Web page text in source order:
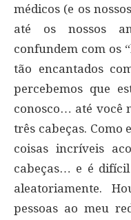
médicos (e os
até os nossos
confundem com os
tão encantados
percebemos que
conosco… até você
três cabeças. Como
coisas incríveis
cabeças… e é
aleatoriamente.
pessoas ao meu